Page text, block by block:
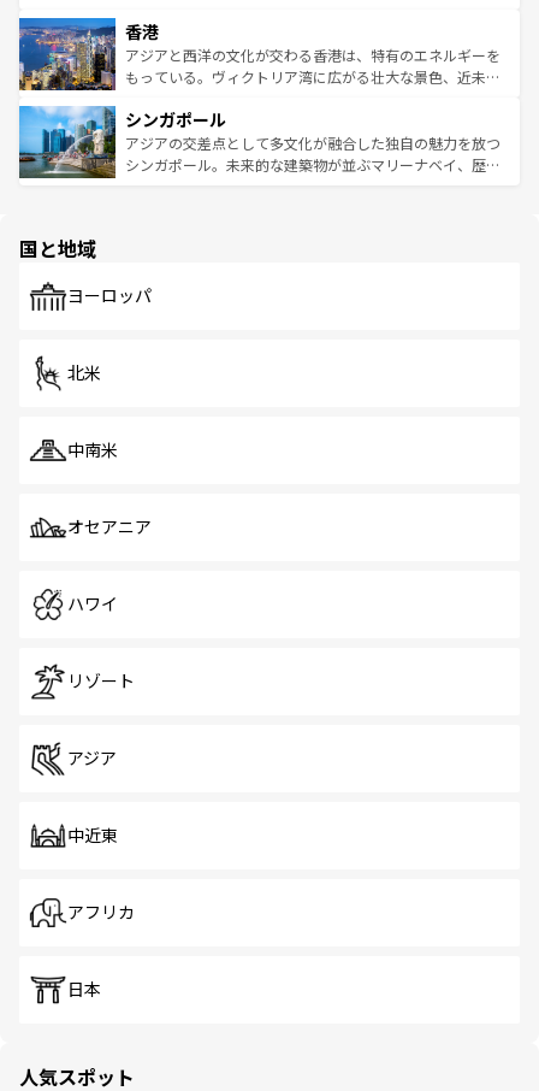
とつ。フォーやバインミー、ベトナムコーヒーなどは、ぜ
ひ現地で味わいたい。どの地域を訪れてもあたたかい人々
が旅行者を迎えてくれるので、きっと忘れられない旅にな
参照してほしい。
の活気が交差している。北部ではチェンマイなどの山岳地
帯で自然と触れ合い、南部ではプーケットやクラビの美し
いビーチでリゾート気分を楽しむことができる。タイ料理
激する。気候は一年中温暖で、どの季節にも異なる楽しみ
が待っている。親しみやすいタイの人々、仏教を中心とし
た文化、そして多様な観光資源が、訪れる旅人を魅了し続
香港
アジアと西洋の文化が交わる香港は、特有のエネルギーを
もっている。ヴィクトリア湾に広がる壮大な景色、近未来
み、どこを訪れても感動するはず。観光スポットが密集し
ており、効率よく見どころを回れるのも魅力。息をのむよ
うな絶景から文化的な体験まで、香港を存分に楽しみ尽く
シンガポール
アジアの交差点として多文化が融合した独自の魅力を放つ
シンガポール。未来的な建築物が並ぶマリーナベイ、歴史
で、ホーカーズは地元の風情を楽しめる外せないスポット
国と地域
ヨーロッパ
北米
中南米
オセアニア
ハワイ
リゾート
アジア
中近東
アフリカ
日本
人気スポット